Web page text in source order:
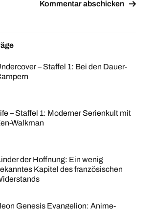
– Staffel 1: Bei den Dauer-
– Staffel 1: Moderner Serienkult mit
Walkman
der Hoffnung: Ein wenig
Kapitel des französischen
Genesis Evangelion: Anime-